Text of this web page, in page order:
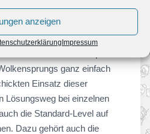
anzeigen
Impressum
Donkey Kong-Serie erleben.
Fähigkeiten: Yoshi
Bowser Jr. mit
ganz einfach
Einsatz dieser
Lösungsweg bei einzelnen
die Standard-Level auf
Dazu gehört auch die